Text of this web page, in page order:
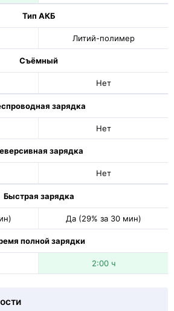
Тип АКБ
Литий-полимер
Съёмный
Нет
зарядка
Нет
зарядка
Нет
Быстрая зарядка
Да (29% за 30 мин)
полной зарядки
2:00 ч